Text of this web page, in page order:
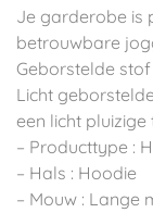
Je garderobe is
betrouwbare
Geborstelde
Licht
een licht pluizige
– Producttype :
– Hals : Hoodie
– Mouw : Lange